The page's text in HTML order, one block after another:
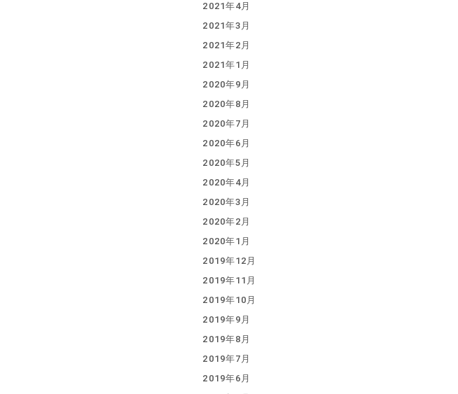
2021年4月
2021年3月
2021年2月
2021年1月
2020年9月
2020年8月
2020年7月
2020年6月
2020年5月
2020年4月
2020年3月
2020年2月
2020年1月
2019年12月
2019年11月
2019年10月
2019年9月
2019年8月
2019年7月
2019年6月